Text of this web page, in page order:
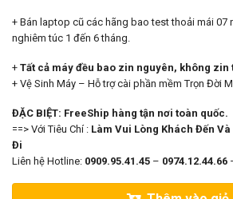
+ Bán laptop cũ các hãng bao test thoải mái 07
nghiêm túc 1 đến 6 tháng.
+ Tất cả máy đều bao zin nguyên, không zin
+ Vệ Sinh Máy – Hỗ trợ cài phần mềm Trọn Đời
ĐẶC BIỆT: FreeShip hàng tận nơi toàn quốc.
==> Với Tiêu Chí : Làm Vui Lòng Khách Đến
Đi
Liên hệ Hotline: 0909.95.41.45 – 0974.12.44.66